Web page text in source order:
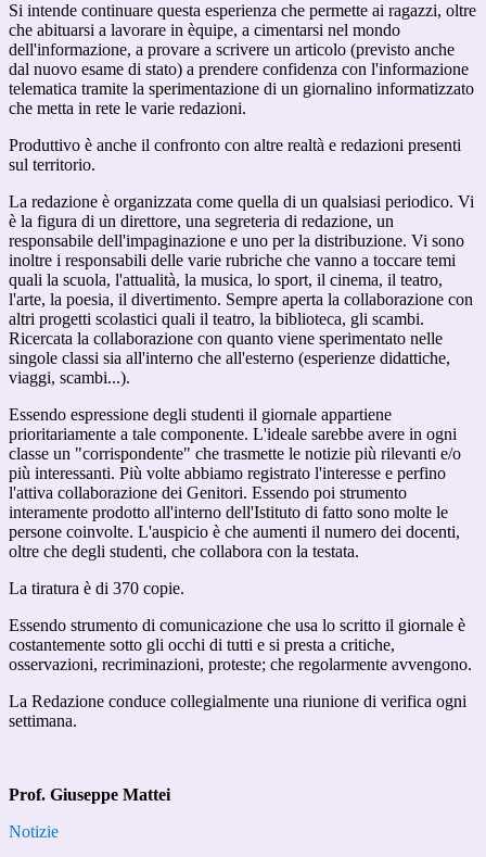
Si intende continuare questa esperienza che permette ai ragazzi, oltre
che abituarsi a lavorare in èquipe, a cimentarsi nel mondo
dell'informazione, a provare a scrivere un articolo (previsto anche
dal nuovo esame di stato) a prendere confidenza con l'informazione
telematica tramite la sperimentazione di un giornalino informatizzato
che metta in rete le varie redazioni.
Produttivo è anche il confronto con altre realtà e redazioni presenti
sul territorio.
La redazione è organizzata come quella di un qualsiasi periodico. Vi
è la figura di un direttore, una segreteria di redazione, un
responsabile dell'impaginazione e uno per la distribuzione. Vi sono
inoltre i responsabili delle varie rubriche che vanno a toccare temi
quali la scuola, l'attualità, la musica, lo sport, il cinema, il teatro,
l'arte, la poesia, il divertimento. Sempre aperta la collaborazione con
altri progetti scolastici quali il teatro, la biblioteca, gli scambi.
Ricercata la collaborazione con quanto viene sperimentato nelle
singole classi sia all'interno che all'esterno (esperienze didattiche,
viaggi, scambi...).
Essendo espressione degli studenti il giornale appartiene
prioritariamente a tale componente. L'ideale sarebbe avere in ogni
classe un "corrispondente" che trasmette le notizie più rilevanti e/o
più interessanti. Più volte abbiamo registrato l'interesse e perfino
l'attiva collaborazione dei Genitori. Essendo poi strumento
interamente prodotto all'interno dell'Istituto di fatto sono molte le
persone coinvolte. L'auspicio è che aumenti il numero dei docenti,
oltre che degli studenti, che collabora con la testata.
La tiratura è di 370 copie.
Essendo strumento di comunicazione che usa lo scritto il giornale è
costantemente sotto gli occhi di tutti e si presta a critiche,
osservazioni, recriminazioni, proteste; che regolarmente avvengono.
La Redazione conduce collegialmente una riunione di verifica ogni
settimana.
Prof. Giuseppe Mattei
Notizie